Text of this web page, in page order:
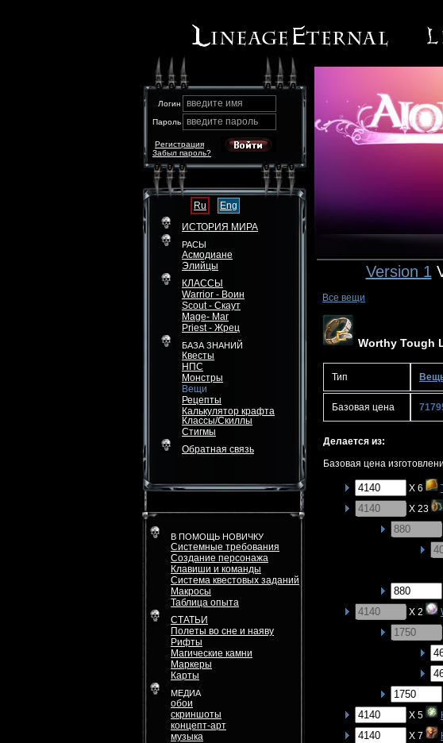
Логин введите имя
Пароль введите пароль
Забыл пароль?
Регистрация
Ru
Eng
ИСТОРИЯ МИРА
РАСЫ
Асмодиане
Элийцы
КЛАССЫ
Warrior - Воин
Scout - Скаут
Mage- Маг
Priest - Жрец
БАЗА ЗНАНИЙ
Квесты
НПС
Монстры
Вещи
Рецепты
Калькулятор крафта
Классы/Скиллы
Стигмы
Обратная связь
В ПОМОЩЬ НОВИЧКУ
Системные требования
Создание персонажа
Клавиши и команды
Система квестовых заданий
Макросы
Таблица опыта
СТАТЬИ
Полеты во сне и наяву
Рифты
Магические камни
Маркеры
Карты
МЕДИА
обои
скриншоты
концепт-арт
музыка
Version 1
Все вещи
Worthy Tough
Тип
Базовая цена
Делается из:
Базовая цена
X 6
X 23
X 2
X 5
X 7